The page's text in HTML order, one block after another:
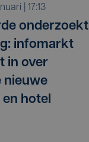
| 17:13
onderzoekt
infomarkt
in over
nieuwe
hotel